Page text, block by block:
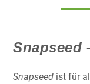
Snapseed
Snapseed ist für